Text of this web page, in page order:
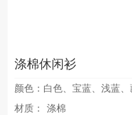
涤棉休闲衫
颜色：白色、宝蓝、浅蓝
材质：
涤棉